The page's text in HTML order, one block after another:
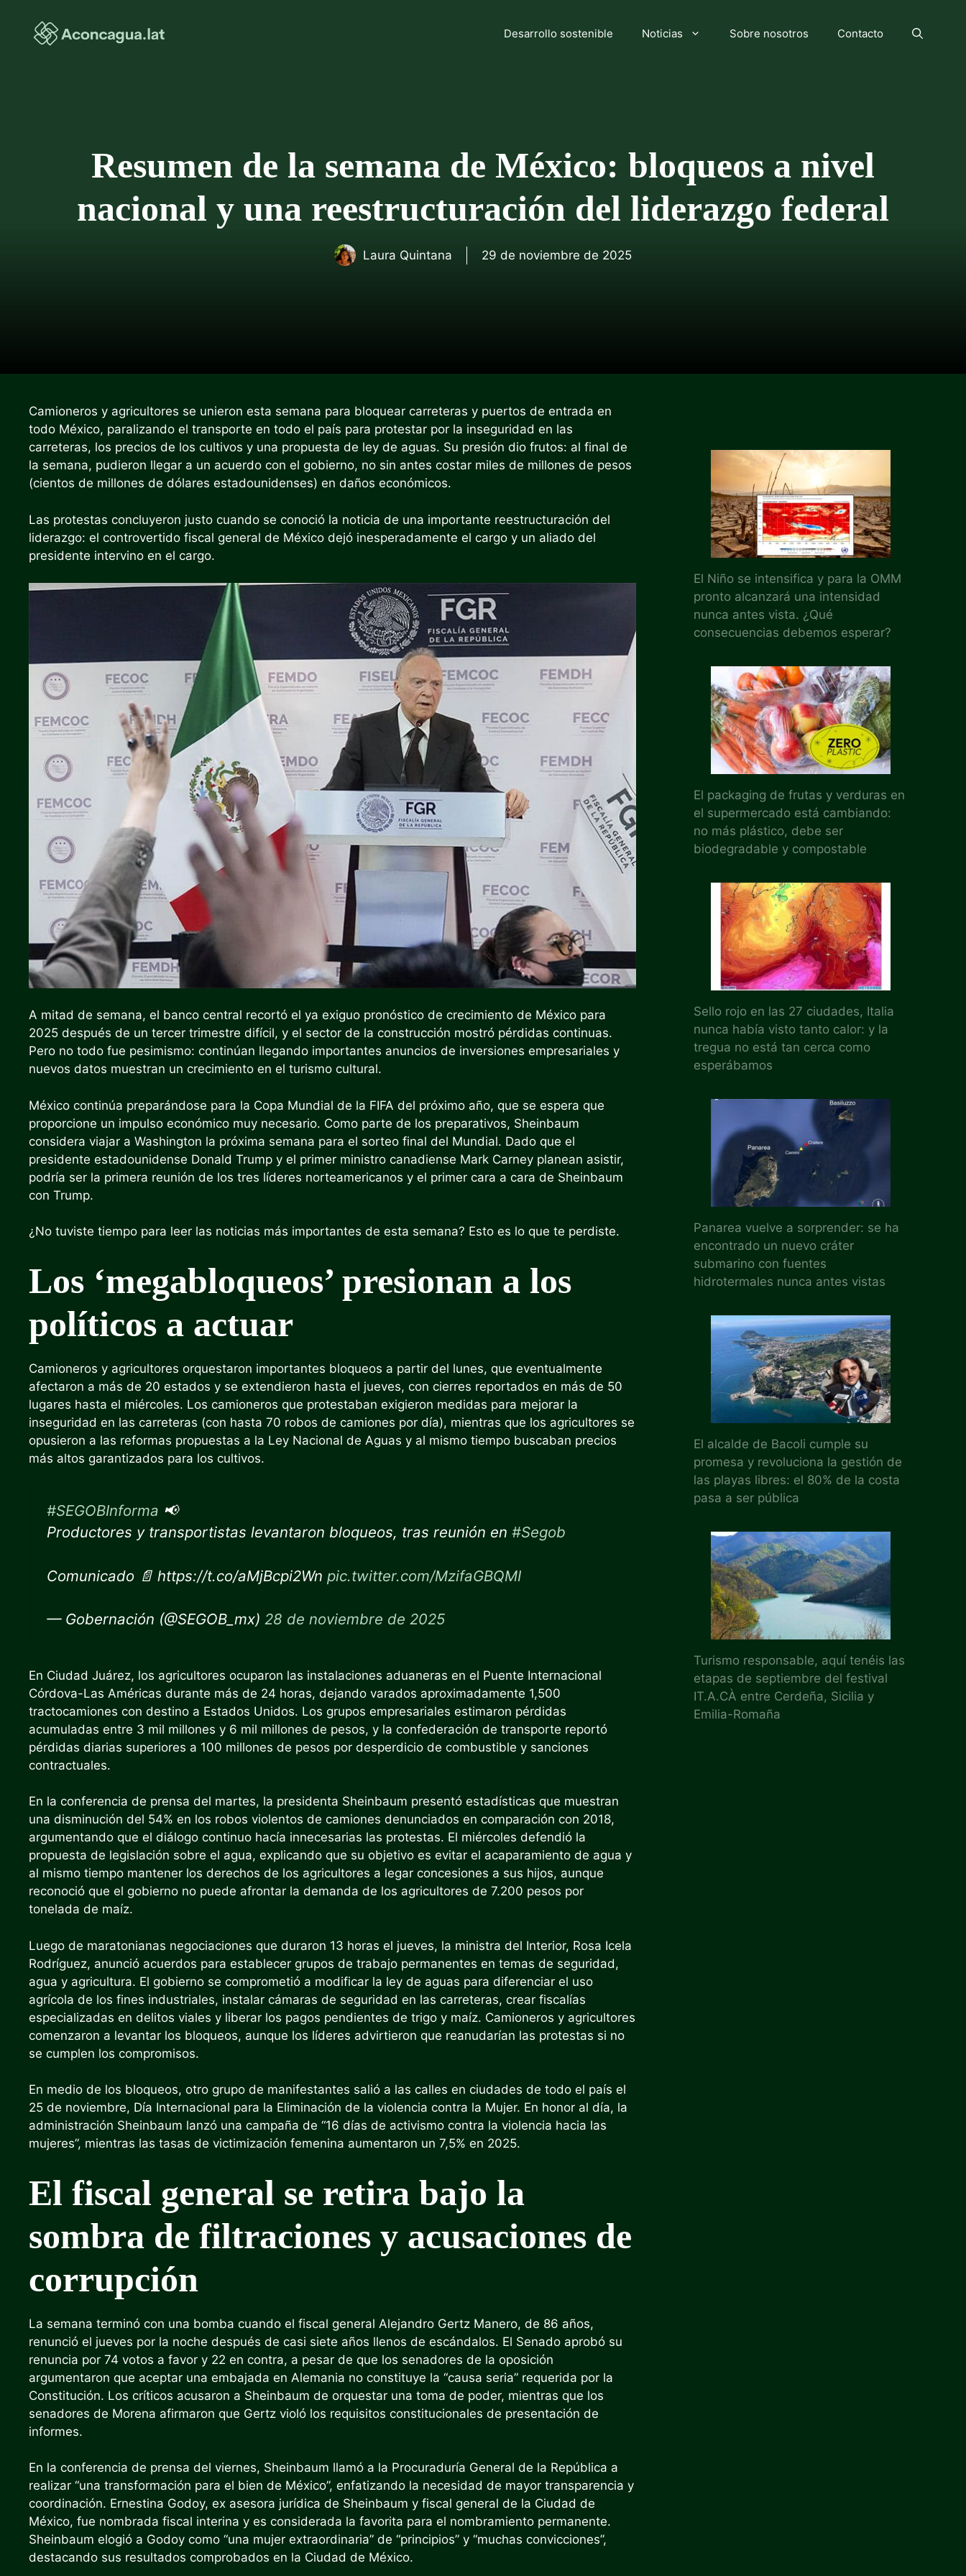
contenido
Desarrollo sostenible Noticias Sobre nosotros Contacto
Resumen de la semana de México: bloqueos a nivel
nacional y una reestructuración del liderazgo federal
Laura Quintana 29 de noviembre de 2025
Camioneros y agricultores se unieron esta semana para bloquear carreteras y puertos de entrada en
todo México, paralizando el transporte en todo el país para protestar por la inseguridad en las
carreteras, los precios de los cultivos y una propuesta de ley de aguas. Su presión dio frutos: al final de
la semana, pudieron llegar a un acuerdo con el gobierno, no sin antes costar miles de millones de pesos
(cientos de millones de dólares estadounidenses) en daños económicos.
Las protestas concluyeron justo cuando se conoció la noticia de una importante reestructuración del
liderazgo: el controvertido fiscal general de México dejó inesperadamente el cargo y un aliado del
presidente intervino en el cargo.
A mitad de semana, el banco central recortó el ya exiguo pronóstico de crecimiento de México para
2025 después de un tercer trimestre difícil, y el sector de la construcción mostró pérdidas continuas.
Pero no todo fue pesimismo: continúan llegando importantes anuncios de inversiones empresariales y
nuevos datos muestran un crecimiento en el turismo cultural.
México continúa preparándose para la Copa Mundial de la FIFA del próximo año, que se espera que
proporcione un impulso económico muy necesario. Como parte de los preparativos, Sheinbaum
considera viajar a Washington la próxima semana para el sorteo final del Mundial. Dado que el
presidente estadounidense Donald Trump y el primer ministro canadiense Mark Carney planean asistir,
podría ser la primera reunión de los tres líderes norteamericanos y el primer cara a cara de Sheinbaum
con Trump.
¿No tuviste tiempo para leer las noticias más importantes de esta semana? Esto es lo que te perdiste.
Los ‘megabloqueos’ presionan a los
políticos a actuar
Camioneros y agricultores orquestaron importantes bloqueos a partir del lunes, que eventualmente
afectaron a más de 20 estados y se extendieron hasta el jueves, con cierres reportados en más de 50
lugares hasta el miércoles. Los camioneros que protestaban exigieron medidas para mejorar la
inseguridad en las carreteras (con hasta 70 robos de camiones por día), mientras que los agricultores se
opusieron a las reformas propuestas a la Ley Nacional de Aguas y al mismo tiempo buscaban precios
más altos garantizados para los cultivos.
#SEGOBInforma 📢
Productores y transportistas levantaron bloqueos, tras reunión en #Segob
Comunicado 📄 https://t.co/aMjBcpi2Wn pic.twitter.com/MzifaGBQMI
— Gobernación (@SEGOB_mx) 28 de noviembre de 2025
En Ciudad Juárez, los agricultores ocuparon las instalaciones aduaneras en el Puente Internacional
Córdova-Las Américas durante más de 24 horas, dejando varados aproximadamente 1,500
tractocamiones con destino a Estados Unidos. Los grupos empresariales estimaron pérdidas
acumuladas entre 3 mil millones y 6 mil millones de pesos, y la confederación de transporte reportó
pérdidas diarias superiores a 100 millones de pesos por desperdicio de combustible y sanciones
contractuales.
En la conferencia de prensa del martes, la presidenta Sheinbaum presentó estadísticas que muestran
una disminución del 54% en los robos violentos de camiones denunciados en comparación con 2018,
argumentando que el diálogo continuo hacía innecesarias las protestas. El miércoles defendió la
propuesta de legislación sobre el agua, explicando que su objetivo es evitar el acaparamiento de agua y
al mismo tiempo mantener los derechos de los agricultores a legar concesiones a sus hijos, aunque
reconoció que el gobierno no puede afrontar la demanda de los agricultores de 7.200 pesos por
tonelada de maíz.
Luego de maratonianas negociaciones que duraron 13 horas el jueves, la ministra del Interior, Rosa Icela
Rodríguez, anunció acuerdos para establecer grupos de trabajo permanentes en temas de seguridad,
agua y agricultura. El gobierno se comprometió a modificar la ley de aguas para diferenciar el uso
agrícola de los fines industriales, instalar cámaras de seguridad en las carreteras, crear fiscalías
especializadas en delitos viales y liberar los pagos pendientes de trigo y maíz. Camioneros y agricultores
comenzaron a levantar los bloqueos, aunque los líderes advirtieron que reanudarían las protestas si no
se cumplen los compromisos.
En medio de los bloqueos, otro grupo de manifestantes salió a las calles en ciudades de todo el país el
25 de noviembre, Día Internacional para la Eliminación de la violencia contra la Mujer. En honor al día, la
administración Sheinbaum lanzó una campaña de “16 días de activismo contra la violencia hacia las
mujeres”, mientras las tasas de victimización femenina aumentaron un 7,5% en 2025.
El fiscal general se retira bajo la
sombra de filtraciones y acusaciones de
corrupción
La semana terminó con una bomba cuando el fiscal general Alejandro Gertz Manero, de 86 años,
renunció el jueves por la noche después de casi siete años llenos de escándalos. El Senado aprobó su
renuncia por 74 votos a favor y 22 en contra, a pesar de que los senadores de la oposición
argumentaron que aceptar una embajada en Alemania no constituye la “causa seria” requerida por la
Constitución. Los críticos acusaron a Sheinbaum de orquestar una toma de poder, mientras que los
senadores de Morena afirmaron que Gertz violó los requisitos constitucionales de presentación de
informes.
En la conferencia de prensa del viernes, Sheinbaum llamó a la Procuraduría General de la República a
realizar “una transformación para el bien de México”, enfatizando la necesidad de mayor transparencia y
coordinación. Ernestina Godoy, ex asesora jurídica de Sheinbaum y fiscal general de la Ciudad de
México, fue nombrada fiscal interina y es considerada la favorita para el nombramiento permanente.
Sheinbaum elogió a Godoy como “una mujer extraordinaria” de “principios” y “muchas convicciones”,
destacando sus resultados comprobados en la Ciudad de México.
El Niño se intensifica y para la OMM
pronto alcanzará una intensidad
nunca antes vista. ¿Qué
consecuencias debemos esperar?
El packaging de frutas y verduras en
el supermercado está cambiando:
no más plástico, debe ser
biodegradable y compostable
Sello rojo en las 27 ciudades, Italia
nunca había visto tanto calor: y la
tregua no está tan cerca como
esperábamos
Panarea vuelve a sorprender: se ha
encontrado un nuevo cráter
submarino con fuentes
hidrotermales nunca antes vistas
El alcalde de Bacoli cumple su
promesa y revoluciona la gestión de
las playas libres: el 80% de la costa
pasa a ser pública
Turismo responsable, aquí tenéis las
etapas de septiembre del festival
IT.A.CÀ entre Cerdeña, Sicilia y
Emilia-Romaña